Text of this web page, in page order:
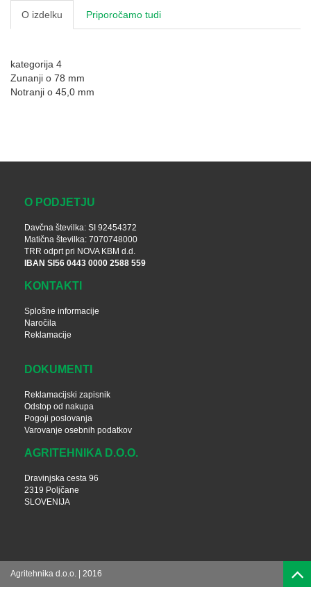
O izdelku Priporočamo tudi
kategorija 4
Zunanji o 78 mm
Notranji o 45,0 mm
O PODJETJU
Davčna številka: SI 92454372
Matična številka: 7070748000
TRR odprt pri NOVA KBM d.d.
IBAN SI56 0443 0000 2588 559
KONTAKTI
Splošne informacije
Naročila
Reklamacije
DOKUMENTI
Reklamacijski zapisnik
Odstop od nakupa
Pogoji poslovanja
Varovanje osebnih podatkov
AGRITEHNIKA D.O.O.
Dravinjska cesta 96
2319 Poljčane
SLOVENIJA
Agritehnika d.o.o. | 2016